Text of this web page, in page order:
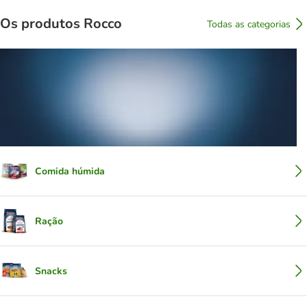
Os produtos Rocco Todas as categorias
Comida húmida
Ração
Snacks